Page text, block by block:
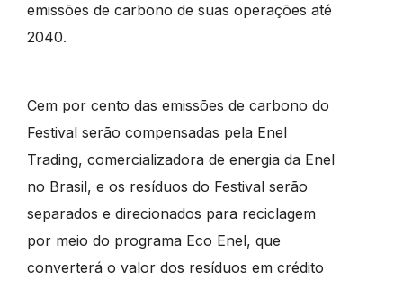
emissões de carbono de suas operações até
2040.
Cem por cento das emissões de carbono do
Festival serão compensadas pela Enel
Trading, comercializadora de energia da Enel
no Brasil, e os resíduos do Festival serão
separados e direcionados para reciclagem
por meio do programa Eco Enel, que
converterá o valor dos resíduos em crédito